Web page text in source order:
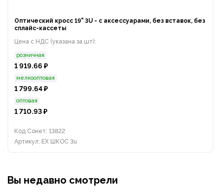
Оптический кросс 19" 3U - с аксессуарами, без вставок, без
сплайс-кассеты
Цена с НДС (указана за шт):
розничная
1 919.66 ₽
мелкооптовая
1 799.64 ₽
оптовая
1 710.93 ₽
Код Сонет: 13822
Артикул: EX ШКОС 3u
Вы недавно смотрели